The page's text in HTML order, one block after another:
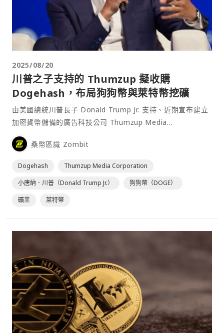
2025/08/20
川普之子支持的 Thumzup 擬收購
Dogehash，布局狗狗幣與萊特幣挖礦
由美國總統川普長子 Donald Trump Jr. 支持、近期宣布建立
加密貨幣儲備的廣告科技公司 Thumzup Media
Corporation 週二⋯
桑幣區識 Zombit
Dogehash
Thumzup Media Corporation
小唐納．川普（Donald Trump Jr.）
狗狗幣（DOGE）
礦業
萊特幣